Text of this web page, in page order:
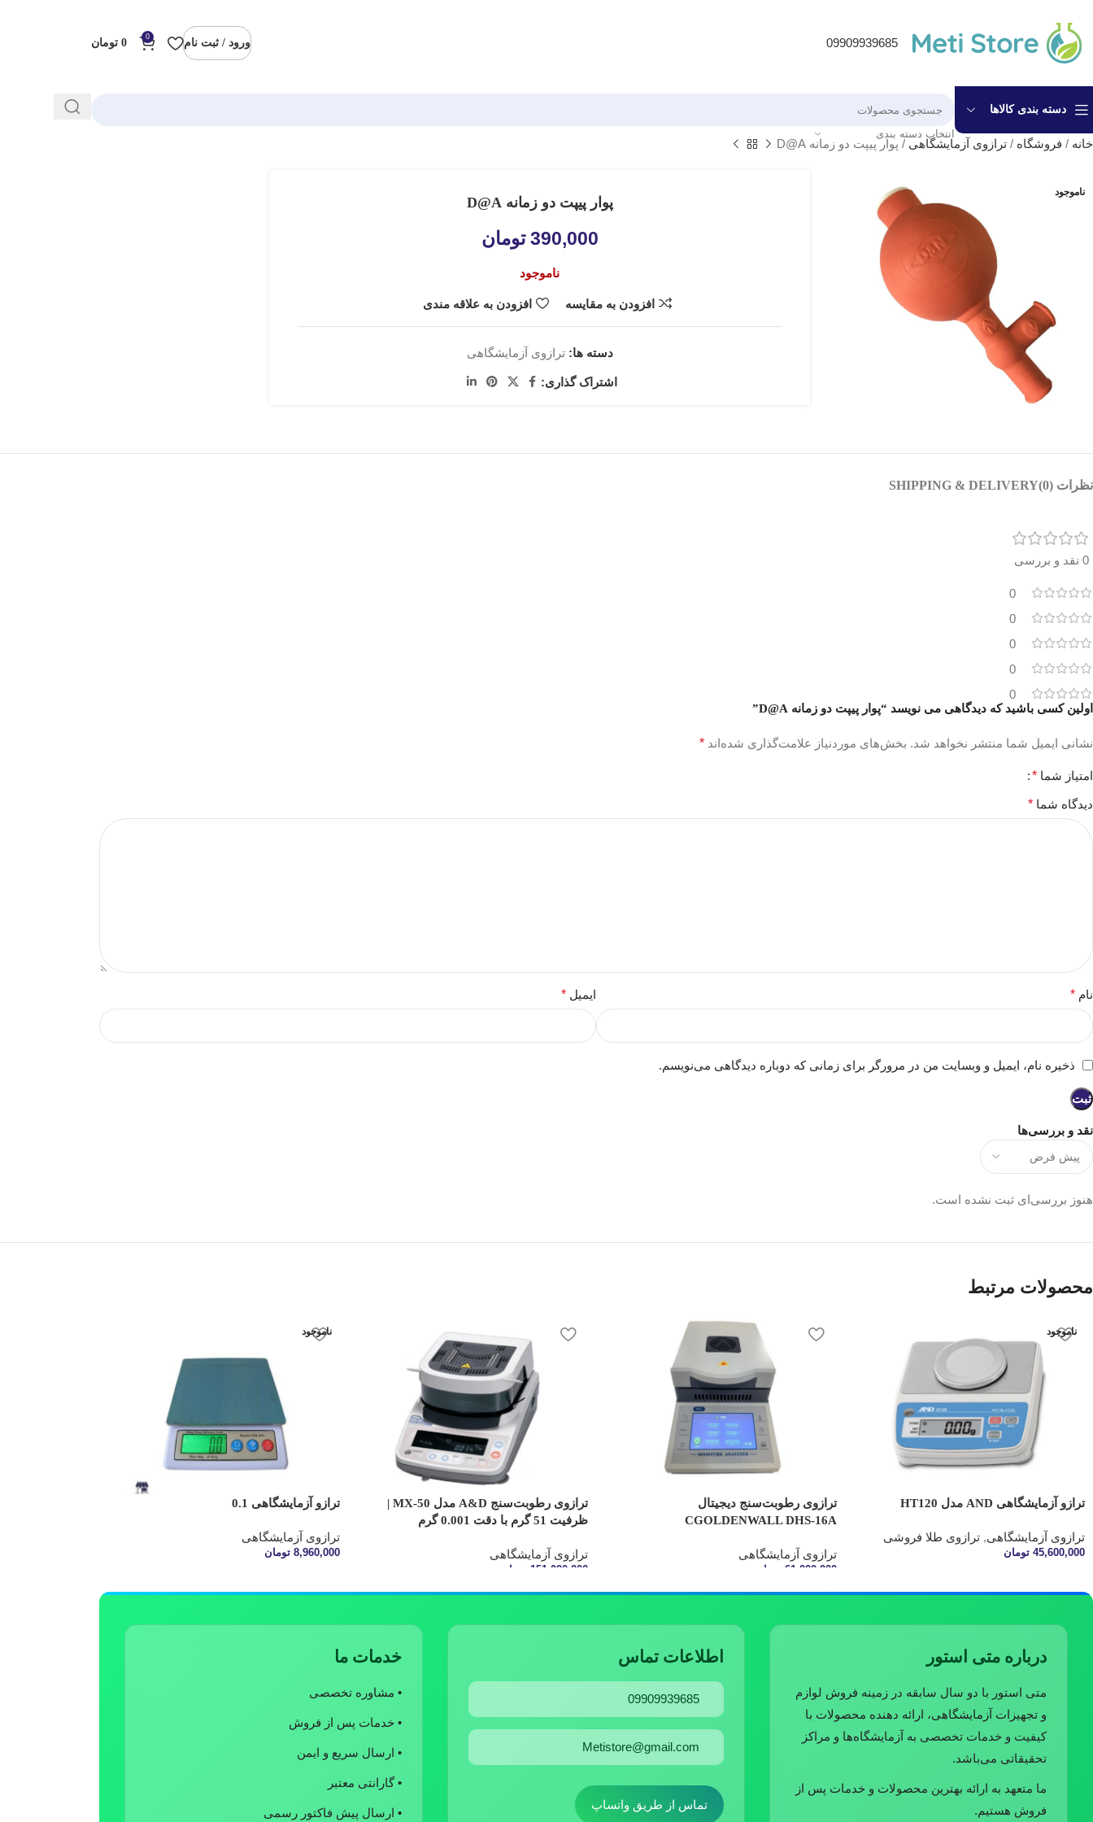
09909939685 ورود / ثبت نام 0
0 تومان
دسته بندی کالاها
انتخاب دسته بندی
خانه / فروشگاه / ترازوی آزمایشگاهی / پوار پیپت دو زمانه D@A
ناموجود
پوار پیپت دو زمانه D@A
390,000 تومان
ناموجود
افزودن به مقایسه افزودن به علاقه مندی
دسته ها: ترازوی آزمایشگاهی
اشتراک گذاری:
نظرات (0) SHIPPING & DELIVERY
0 نقد و بررسی
0
0
0
0
0
نقد و بررسی‌ها
هنوز بررسی‌ای ثبت نشده است.
اولین کسی باشید که دیدگاهی می نویسد “پوار پیپت دو زمانه D@A”
نشانی ایمیل شما منتشر نخواهد شد. بخش‌های موردنیاز علامت‌گذاری شده‌اند *
امتیاز شما *
دیدگاه شما *
نام * ایمیل *
ذخیره نام، ایمیل و وبسایت من در مرورگر برای زمانی که دوباره دیدگاهی می‌نویسم.
محصولات مرتبط
ناموجود
ترازو آزمایشگاهی AND مدل HT120
ترازوی آزمایشگاهی, ترازوی طلا فروشی
45,600,000 تومان
ترازوی رطوبت‌سنج دیجیتال
CGOLDENWALL DHS-16A
ترازوی آزمایشگاهی
61,000,000 تومان
افزودن به سبد خرید
ترازوی رطوبت‌سنج A&D مدل MX-50 |
ظرفیت 51 گرم با دقت 0.001 گرم
ترازوی آزمایشگاهی
151,000,000 تومان
افزودن به سبد خرید
ناموجود
ترازو آزمایشگاهی 0.1
ترازوی آزمایشگاهی
8,960,000 تومان
درباره متی استور
متی استور با دو سال سابقه در زمینه فروش لوازم
و تجهیزات آزمایشگاهی، ارائه دهنده محصولات با
کیفیت و خدمات تخصصی به آزمایشگاه‌ها و مراکز
تحقیقاتی می‌باشد.
ما متعهد به ارائه بهترین محصولات و خدمات پس از
فروش هستیم.
اطلاعات تماس
09909939685
Metistore@gmail.com
تماس از طریق واتساپ
خدمات ما
• مشاوره تخصصی
• خدمات پس از فروش
• ارسال سریع و ایمن
• گارانتی معتبر
• ارسال پیش فاکتور رسمی